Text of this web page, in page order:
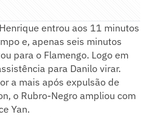
entrou aos 11 minutos
e, apenas seis minutos
para o Flamengo. Logo em
para Danilo virar.
a mais após expulsão de
o Rubro-Negro ampliou com
Yan.